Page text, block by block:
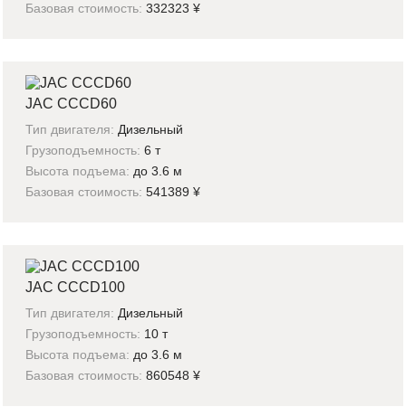
Базовая стоимость: 332323 ¥
JAC CCCD60
Тип двигателя: Дизельный
Грузоподъемность: 6 т
Высота подъема: до 3.6 м
Базовая стоимость: 541389 ¥
JAC CCCD100
Тип двигателя: Дизельный
Грузоподъемность: 10 т
Высота подъема: до 3.6 м
Базовая стоимость: 860548 ¥